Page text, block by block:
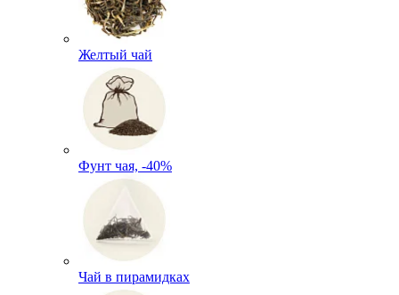
Желтый чай
Фунт чая, -40%
Чай в пирамидках